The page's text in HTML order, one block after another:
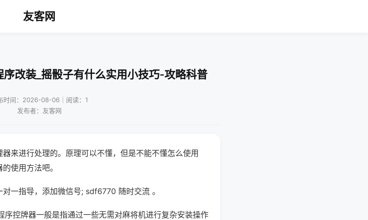
友客网
改装_摇骰子有什么实用小技巧-攻略科普
时间：2026-08-06｜阅读：1
发布者：友客网
来进行处理的。原理可以不懂，但是不能不懂怎么使用
使用方法吧。
一指导，添加微信号; sdf6770 随时交流 。
序控牌器一般是指通过一些无需对麻将机进行复杂安装操作